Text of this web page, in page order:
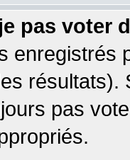
pas voter
enregistrés
pas